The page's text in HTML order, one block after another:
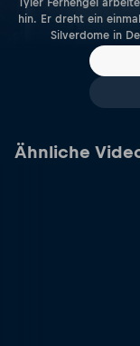
Tyler Fernengel
hin. Er dreht ein
Silverdome in
Ähnliche